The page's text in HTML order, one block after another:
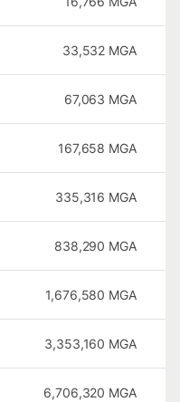
33,532 MGA
67,063 MGA
167,658 MGA
335,316 MGA
838,290 MGA
1,676,580 MGA
3,353,160 MGA
6,706,320 MGA